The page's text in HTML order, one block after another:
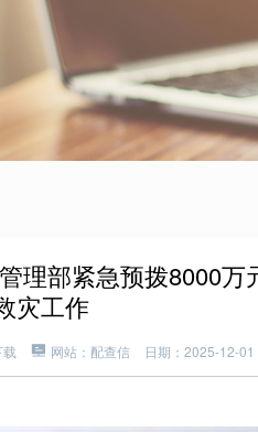
理部紧急预拨8000
灾工作
网站：配查信 日期：2025-12-